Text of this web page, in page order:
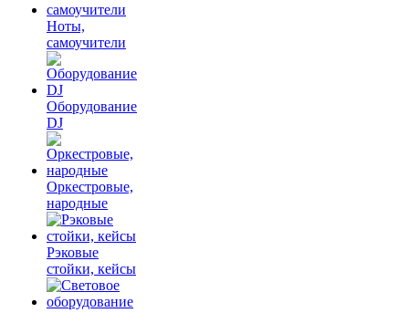
Ноты,
самоучители
Оборудование
DJ
Оркестровые,
народные
Рэковые
стойки, кейсы